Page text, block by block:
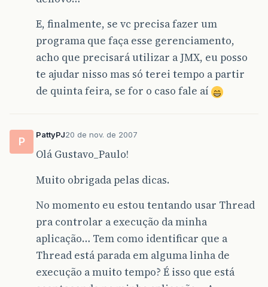
E, finalmente, se vc precisa fazer um
programa que faça esse gerenciamento,
acho que precisará utilizar a JMX, eu posso
te ajudar nisso mas só terei tempo a partir
de quinta feira, se for o caso fale aí
P
PattyPJ20 de nov. de 2007
Olá Gustavo_Paulo!
Muito obrigada pelas dicas.
No momento eu estou tentando usar Thread
pra controlar a execução da minha
aplicação… Tem como identificar que a
Thread está parada em alguma linha de
execução a muito tempo? É isso que está